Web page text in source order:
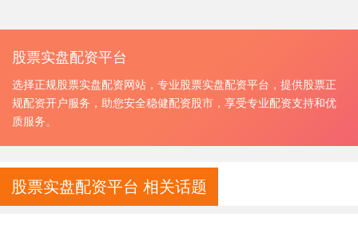
股票实盘配资平台
选择正规股票实盘配资网站，专业股票实盘配资平台，提供股票正
规配资开户服务，助您安全稳健配资股市，享受专业配资支持和优
质服务。
股票实盘配资平台 相关话题